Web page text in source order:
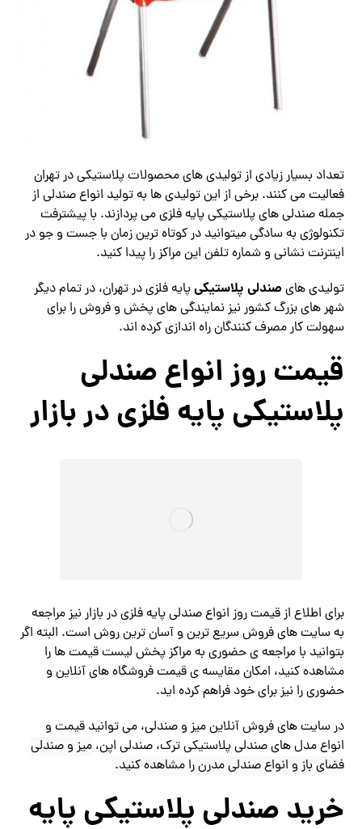
تعداد بسیار زیادی از تولیدی های محصولات پلاستیکیدر تهران
فعالیت می کنند. برخی از این تولیدی ها به تولید انواع صندلی از
جمله صندلی های پلاستیکی پایه فلزی می پردازند. با پیشترفت
تکنولوژی به سادگی میتوانید در کوتاه ترین زمان با جست و جو در
اینترنت نشانی و شماره تلفن این مراکز را پیدا کنید.
تولیدی های صندلی پلاستیکیپایه فلزی در تهران، در تمام دیگر
شهر های بزرگ کشور نیز نمایندگی های پخش و فروش را برای
سهولت کار مصرف کنندگان راه اندازی کرده اند.
قیمت روز انواع صندلي
پلاستيكي پايه فلزي در بازار
برای اطلاع از قیمت روز انواع صندلی پایه فلزی در بازار نیز مراجعه
به سایت های فروش سریع ترین و آسان ترین روش است. البته اگر
بتوانید با مراجعه ی حضوری به مراکز پخش لیست قیمت ها را
مشاهده کنید، امکان مقایسه ی قیمت فروشگاه های آنلاین و
حضوری را نیز برای خود فراهم کرده اید.
در سایت های فروش آنلاین میز و صندلی، می توانید قیمت و
انواع مدل های صندلی پلاستیکی ترک، صندلی اپن،ميز و صندلي
فضاي باز و انواع صندلی مدرن را مشاهده کنید.
خرید صندلي پلاستيكي پايه